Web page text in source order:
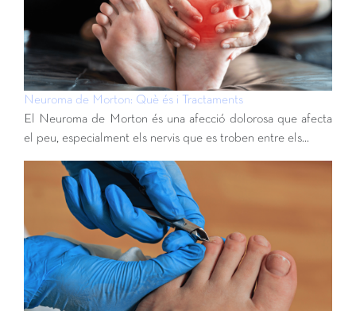
Neuroma de Morton: Què és i Tractaments
El Neuroma de Morton és una afecció dolorosa que afecta
el peu, especialment els nervis que es troben entre els…